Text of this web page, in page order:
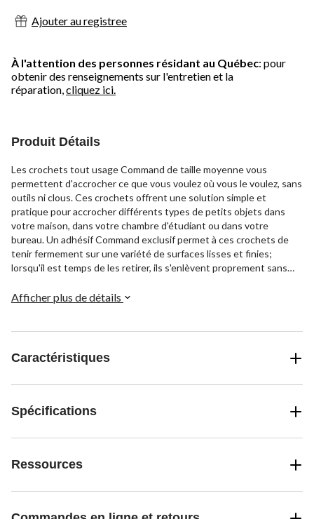
Ajouter au registree
À l'attention des personnes résidant au Québec: pour
obtenir des renseignements sur l'entretien et la
réparation,cliquez ici.
Produit Détails
Les crochets tout usage Command de taille moyenne vous
permettent d'accrocher ce que vous voulez où vous le voulez, sans
outils ni clous. Ces crochets offrent une solution simple et
pratique pour accrocher différents types de petits objets dans
votre maison, dans votre chambre d'étudiant ou dans votre
bureau. Un adhésif Command exclusif permet à ces crochets de
tenir fermement sur une variété de surfaces lisses et finies;
lorsqu'il est temps de les retirer, ils s'enlèvent proprement sans
crochet, appliquez une bande de fixation Command de rechange;
Afficher plus de détails
Caractéristiques
Spécifications
Ressources